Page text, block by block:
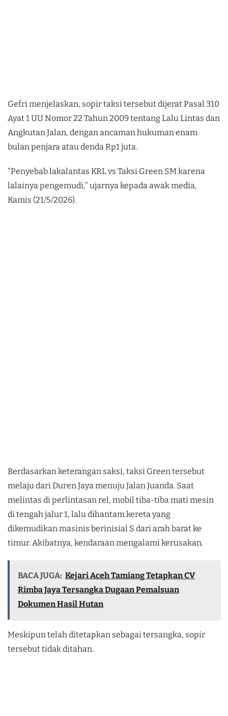
Gefri menjelaskan, sopir taksi tersebut dijerat Pasal 310
Ayat 1 UU Nomor 22 Tahun 2009 tentang Lalu Lintas dan
Angkutan Jalan, dengan ancaman hukuman enam
bulan penjara atau denda Rp1 juta.
“Penyebab lakalantas KRL vs Taksi Green SM karena
lalainya pengemudi,” ujarnya kepada awak media,
Kamis (21/5/2026).
Berdasarkan keterangan saksi, taksi Green tersebut
melaju dari Duren Jaya menuju Jalan Juanda. Saat
melintas di perlintasan rel, mobil tiba-tiba mati mesin
di tengah jalur 1, lalu dihantam kereta yang
dikemudikan masinis berinisial S dari arah barat ke
timur. Akibatnya, kendaraan mengalami kerusakan.
BACA JUGA: Kejari Aceh Tamiang Tetapkan CV
Rimba Jaya Tersangka Dugaan Pemalsuan
Dokumen Hasil Hutan
Meskipun telah ditetapkan sebagai tersangka, sopir
tersebut tidak ditahan.